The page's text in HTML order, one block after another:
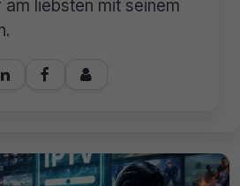
liebsten mit seinem
 